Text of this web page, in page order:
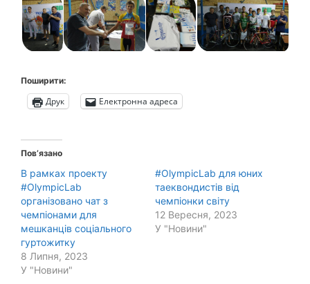
Поширити:
Друк Електронна адреса
Пов’язано
В рамках проекту
#OlympicLab
організовано чат з
чемпіонами для
мешканців соціального
гуртожитку
8 Липня, 2023
У "Новини"
#OlympicLab для юних
таеквондистів від
чемпіонки світу
12 Вересня, 2023
У "Новини"